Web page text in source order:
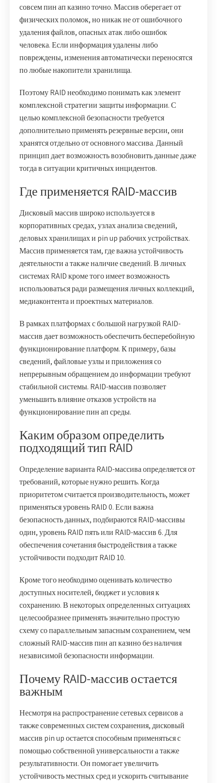
совсем пин ап казино точно. Массив оберегает от
физических поломок, но никак не от ошибочного
удаления файлов, опасных атак либо ошибок
человека. Если информация удалены либо
повреждены, изменения автоматически переносятся
по любые накопители хранилища.
Поэтому RAID необходимо понимать как элемент
комплексной стратегии защиты информации. С
целью комплексной безопасности требуется
дополнительно применять резервные версии, они
хранятся отдельно от основного массива. Данный
принцип дает возможность возобновить данные даже
тогда в ситуации критичных инцидентов.
Где применяется RAID-массив
Дисковый массив широко используется в
корпоративных средах, узлах анализа сведений,
деловых хранилищах и pin up рабочих устройствах.
Массив применяется там, где важна устойчивость
деятельности а также наличие сведений. В личных
системах RAID кроме того имеет возможность
использоваться ради размещения личных коллекций,
медиаконтента и проектных материалов.
В рамках платформах с большой нагрузкой RAID-
массив дает возможность обеспечить бесперебойную
функционирование платформ. К примеру, базы
сведений, файловые узлы и приложения со
непрерывным обращением до информации требуют
стабильной системы. RAID-массив позволяет
уменьшить влияние отказов устройств на
функционирование пин ап среды.
Каким образом определить
подходящий тип RAID
Определение варианта RAID-массива определяется от
требований, которые нужно решить. Когда
приоритетом считается производительность, может
применяться уровень RAID 0. Если важна
безопасность данных, подбираются RAID-массивы
один, уровень RAID пять или RAID-массив 6. Для
обеспечения сочетания быстродействия а также
устойчивости подходит RAID 10.
Кроме того необходимо оценивать количество
доступных носителей, бюджет и условия к
сохранению. В некоторых определенных ситуациях
целесообразнее применять значительно простую
схему со параллельным запасным сохранением, чем
сложный RAID-массив пин ап казино без наличия
независимой безопасности информации.
Почему RAID-массив остается
важным
Несмотря на распространение сетевых сервисов а
также современных систем сохранения, дисковый
массив pin up остается способным применяться с
помощью собственной универсальности а также
результативности. Он помогает увеличить
устойчивость местных сред и ускорить считывание